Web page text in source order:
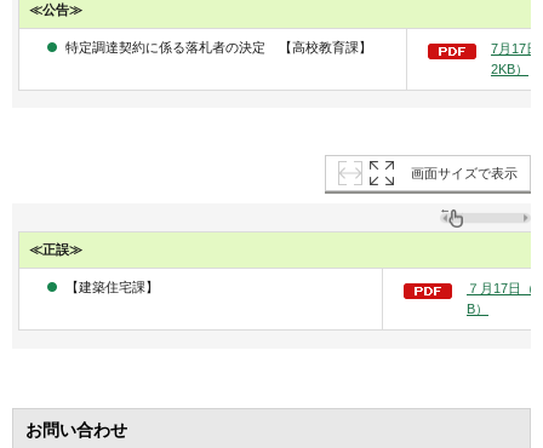
≪公告≫
特定調達契約に係る落札者の決定 【高校教育課】
7月17
2KB）
画面サイズで表示
≪正誤≫
【建築住宅課】
７月17日（
B）
お問い合わせ